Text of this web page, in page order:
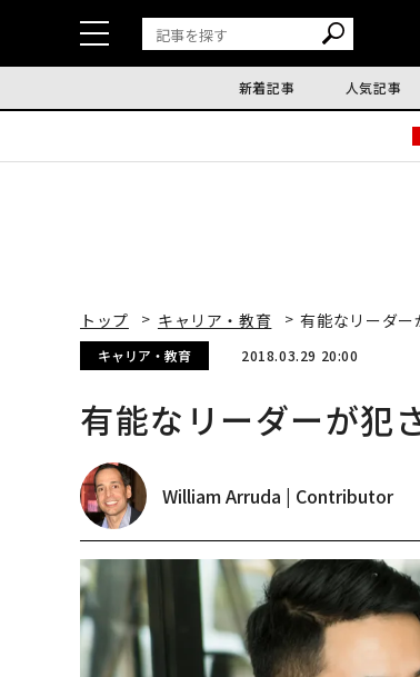
新着記事 人気記事
トップ キャリア・教育 有能なリーダー
キャリア・教育 2018.03.29 20:00
有能なリーダーが犯
William Arruda | Contributor